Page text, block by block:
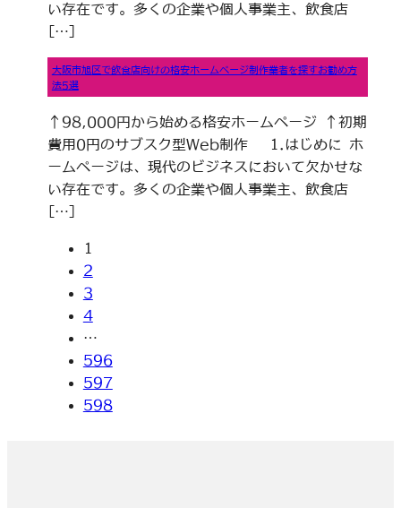
い存在です。多くの企業や個人事業主、飲食店
[…]
大阪市旭区で飲食店向けの格安ホームページ制作業者を探すお勧め方
法5選
↑98,000円から始める格安ホームページ ↑初期
費用0円のサブスク型Web制作 1.はじめに ホ
ームページは、現代のビジネスにおいて欠かせな
い存在です。多くの企業や個人事業主、飲食店
[…]
1
2
3
4
…
596
597
598